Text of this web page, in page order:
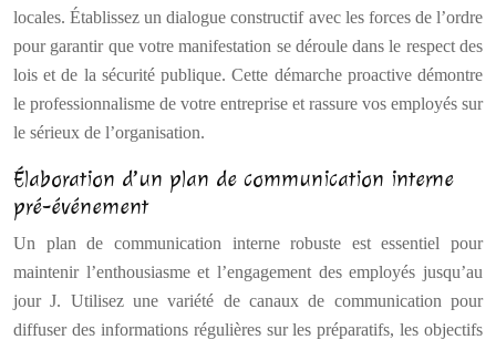
locales. Établissez un dialogue constructif avec les forces de l’ordre
pour garantir que votre manifestation se déroule dans le respect des
lois et de la sécurité publique. Cette démarche proactive démontre
le professionnalisme de votre entreprise et rassure vos employés sur
le sérieux de l’organisation.
Élaboration d’un plan de communication interne
pré-événement
Un plan de communication interne robuste est essentiel pour
maintenir l’enthousiasme et l’engagement des employés jusqu’au
jour J. Utilisez une variété de canaux de communication pour
diffuser des informations régulières sur les préparatifs, les objectifs